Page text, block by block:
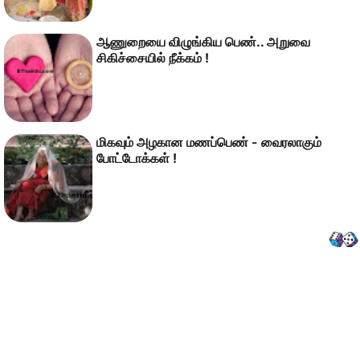
ஆணுறையை விழுங்கிய பெண்.. அறுவை
சிகிச்சையில் நீக்கம் !
மிகவும் அழகான மணப்பெண் - வைரலாகும்
போட்டோக்கள் !